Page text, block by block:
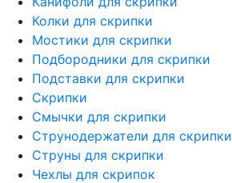
Колки для скрипки
Мостики для скрипки
Подбородники для скрипки
Подставки для скрипки
Скрипки
Смычки для скрипки
Струнодержатели для скрипки
Струны для скрипки
Чехлы для скрипок